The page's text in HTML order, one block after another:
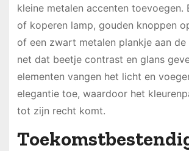
kleine metalen accenten toevoegen.
of koperen lamp, gouden knoppen
of een zwart metalen plankje aan de
net dat beetje contrast en glans
elementen vangen het licht en
elegantie toe, waardoor het
tot zijn recht komt.